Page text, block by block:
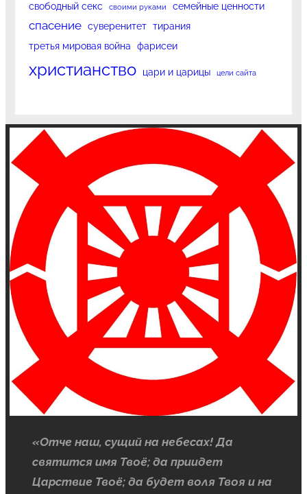
свободный секс своими руками семейные ценности
спасение суверенитет тирания
третья мировая война
фарисеи
христианство цари и царицы цели сайта
«Отче наш, сущий на небесах! Да
святится имя Твоё; да приидет
Царствие Твоё; да будет воля Твоя и на